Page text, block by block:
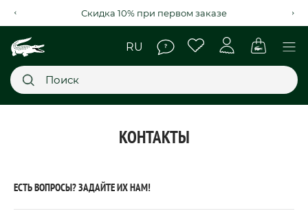
Скидка 10% при первом заказе
SALE
КОНТАКТЫ
ЕСТЬ ВОПРОСЫ? ЗАДАЙТЕ ИХ НАМ!